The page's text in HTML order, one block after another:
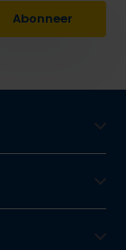
Abonneer